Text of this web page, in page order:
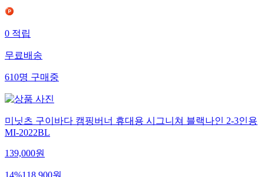
0적립
무료배송
610명구매중
미닛츠 구이바다 캠핑버너 휴대용 시그니쳐 블랙나인 2-3인용
MI-2022BL
139,000원